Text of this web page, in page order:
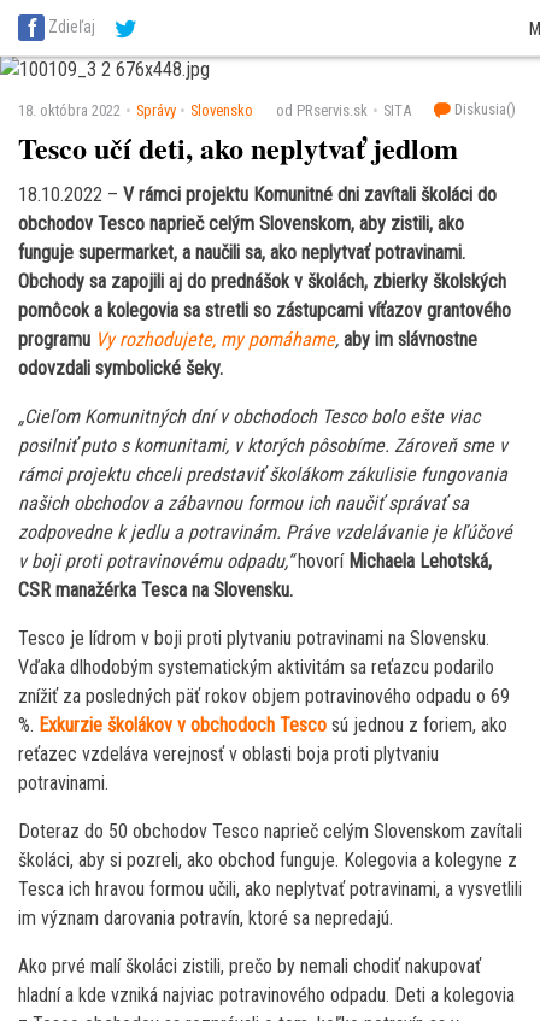
SITA Energetika
SITA Reality
SITA Školstvo
Zdieľaj
18. októbra 2022 Správy Slovensko od PRservis.sk SITA Diskusia()
Tesco učí deti, ako neplytvať jedlom
18.10.2022 – V rámci projektu Komunitné dni zavítali školáci do
obchodov Tesco naprieč celým Slovenskom, aby zistili, ako
funguje supermarket, a naučili sa, ako neplytvať potravinami.
Obchody sa zapojili aj do prednášok v školách, zbierky školských
pomôcok a kolegovia sa stretli so zástupcami víťazov grantového
programu Vy rozhodujete, my pomáhame, aby im slávnostne
odovzdali symbolické šeky.
„Cieľom Komunitných dní v obchodoch Tesco bolo ešte viac
posilniť puto s komunitami, v ktorých pôsobíme. Zároveň sme v
rámci projektu chceli predstaviť školákom zákulisie fungovania
našich obchodov a zábavnou formou ich naučiť správať sa
zodpovedne k jedlu a potravinám. Práve vzdelávanie je kľúčové
v boji proti potravinovému odpadu,“hovorí Michaela Lehotská,
CSR manažérka Tesca na Slovensku.
Tesco je lídrom v boji proti plytvaniu potravinami na Slovensku.
Vďaka dlhodobým systematickým aktivitám sa reťazcu podarilo
znížiť za posledných päť rokov objem potravinového odpadu o 69
%. Exkurzie školákov v obchodoch Tesco sú jednou z foriem, ako
reťazec vzdeláva verejnosť v oblasti boja proti plytvaniu
potravinami.
Doteraz do 50 obchodov Tesco naprieč celým Slovenskom zavítali
školáci, aby si pozreli, ako obchod funguje. Kolegovia a kolegyne z
Tesca ich hravou formou učili, ako neplytvať potravinami, a vysvetlili
im význam darovania potravín, ktoré sa nepredajú.
Ako prvé malí školáci zistili, prečo by nemali chodiť nakupovať
hladní a kde vzniká najviac potravinového odpadu. Deti a kolegovia